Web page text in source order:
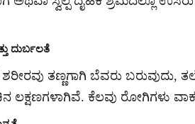
ದುರ್ಬಲತೆ
ತಣ್ಣಗಾಗಿ ಬೆವರು ಬರುವುದು,
ಕೆಲವು ರೋಗಿಗಳು